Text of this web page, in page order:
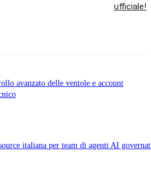
ufficiale!
avanzato delle ventole e account
italiana per team di agenti AI